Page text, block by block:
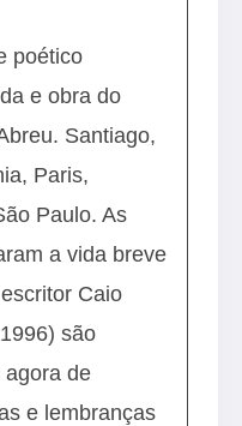
poético
e obra do
Santiago,
Paris,
Paulo. As
a vida breve
Caio
são
agora de
e lembranças